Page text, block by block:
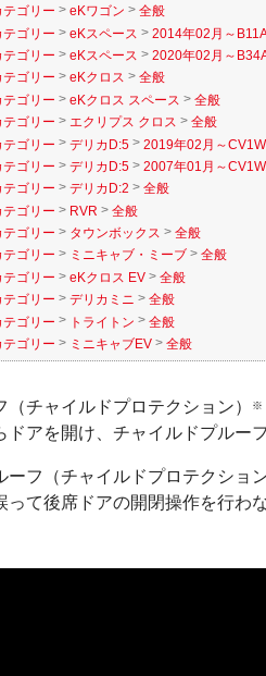
テゴリー > eKワゴン > 全般
テゴリー > eKスペース > 2014年02月～
テゴリー > eKスペース > 2020年02月～
テゴリー > eKクロス > 全般
テゴリー > eKクロス スペース > 全般
テゴリー > エクリプス クロス > 全般
テゴリー > デリカD:5 > 2019年02月～CV1W
テゴリー > デリカD:5 > 2007年01月～
テゴリー > デリカD:2 > 全般
テゴリー > RVR > 全般
テゴリー > タウンボックス > 全般
テゴリー > ミニキャブ・ミーブ > 全般
テゴリー > eKクロス EV > 全般
テゴリー > デリカミニ > 全般
テゴリー > トライトン > 全般
テゴリー > ミニキャブEV > 全般
チャイルドプロテクション）
ドアを開け、チャイルドプルー
フ（チャイルドプロテクショ
って後席ドアの開閉操作を行わ